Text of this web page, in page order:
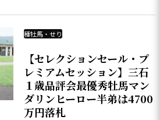
種牡馬・せり
【セレクションセール・プ
レミアムセッション】三石
１歳品評会最優秀牡馬マン
ダリンヒーロー半弟は4700
万円落札